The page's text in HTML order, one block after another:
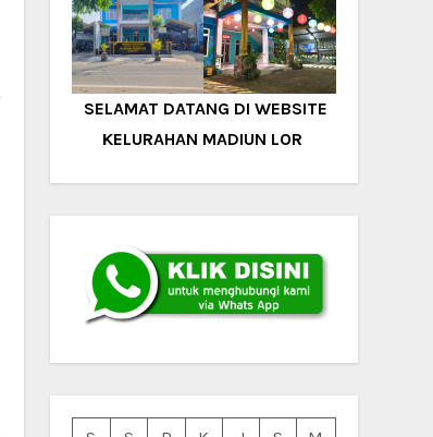
SELAMAT DATANG DI WEBSITE
KELURAHAN MADIUN LOR